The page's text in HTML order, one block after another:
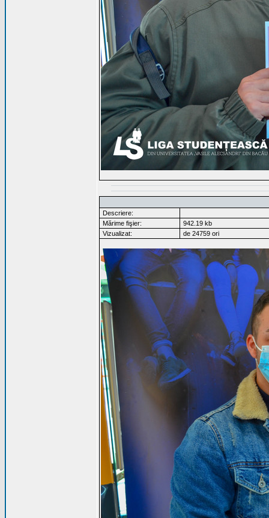
Descriere:
Mărime fişier:
942.19 kb
Vizualizat:
de 24759 ori